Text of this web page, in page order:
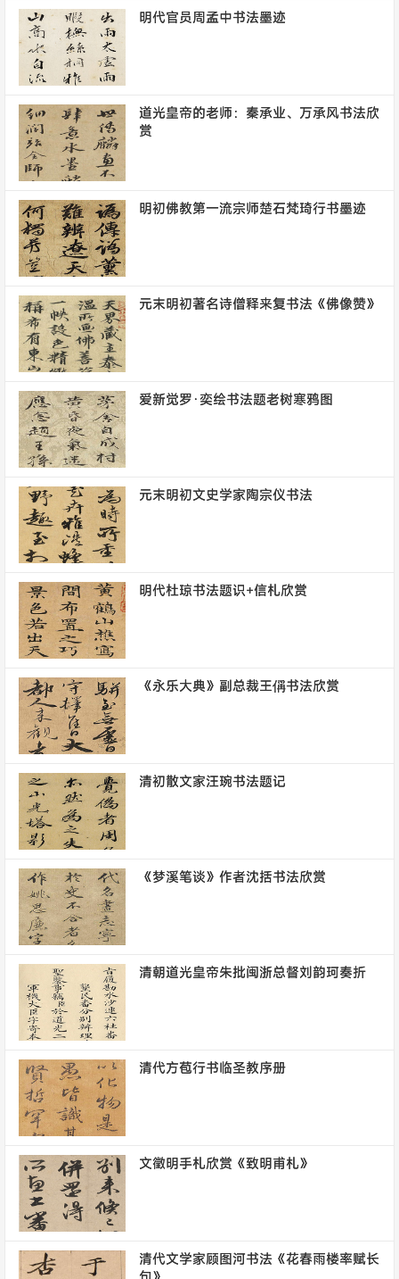
明代官员周孟中书法墨迹
道光皇帝的老师：秦承业、万承风书法欣
赏
明初佛教第一流宗师楚石梵琦行书墨迹
元末明初著名诗僧释来复书法《佛像赞》
爱新觉罗·奕绘书法题老树寒鸦图
元末明初文史学家陶宗仪书法
明代杜琼书法题识+信札欣赏
《永乐大典》副总裁王偁书法欣赏
清初散文家汪琬书法题记
《梦溪笔谈》作者沈括书法欣赏
清朝道光皇帝朱批闽浙总督刘韵珂奏折
清代方苞行书临圣教序册
文徵明手札欣赏《致明甫札》
清代文学家顾图河书法《花春雨楼率赋长